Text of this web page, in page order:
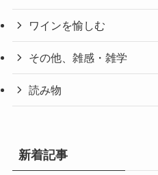
ワインを愉しむ
その他、雑感・雑学
読み物
新着記事